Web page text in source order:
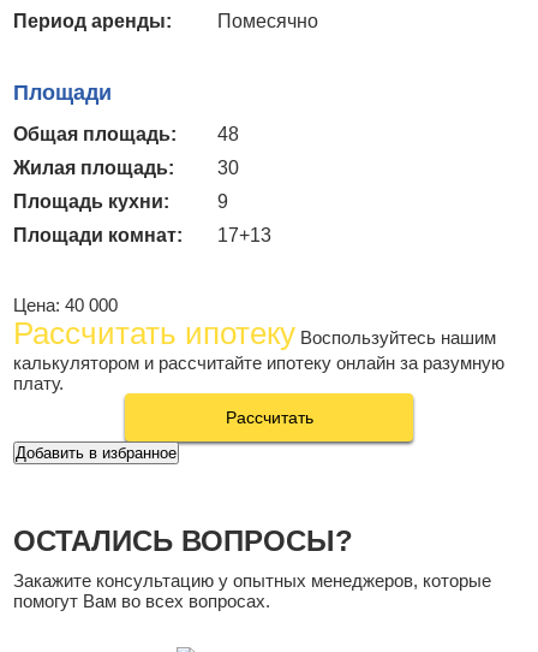
Период аренды:
Помесячно
Площади
Общая площадь:
48
Жилая площадь:
30
Площадь кухни:
9
Площади комнат:
17+13
Цена: 40 000
Рассчитать ипотеку Воспользуйтесь нашим
калькулятором и рассчитайте ипотеку онлайн за разумную
плату.
Рассчитать
Добавить в избранное
ОСТАЛИСЬ ВОПРОСЫ?
Закажите консультацию у опытных менеджеров, которые
помогут Вам во всех вопросах.